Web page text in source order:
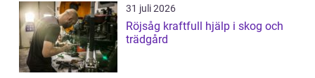
31 juli 2026
Röjsåg kraftfull hjälp i skog och
trädgård